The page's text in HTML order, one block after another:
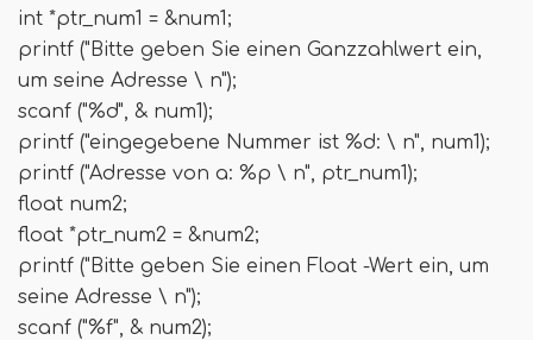
int *ptr_num1 = &num1;
printf ("Bitte geben Sie einen Ganzzahlwert ein,
um seine Adresse \ n");
scanf ("%d", & num1);
printf ("eingegebene Nummer ist %d: \ n", num1);
printf ("Adresse von a: %p \ n", ptr_num1);
float num2;
float *ptr_num2 = &num2;
printf ("Bitte geben Sie einen Float -Wert ein, um
seine Adresse \ n");
scanf ("%f", & num2);